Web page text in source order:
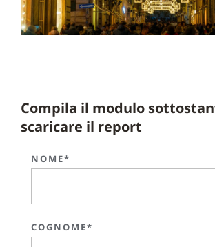
Compila il modulo
scaricare il report
NOME*
COGNOME*